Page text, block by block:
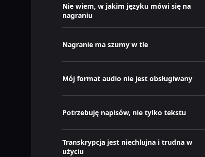
Nie wiem, w jakim języku mówi się na
nagraniu
Nagranie ma szumy w tle
Mój format audio nie jest obsługiwany
Potrzebuję napisów, nie tylko tekstu
Transkrypcja jest niechlujna i trudna w
użyciu